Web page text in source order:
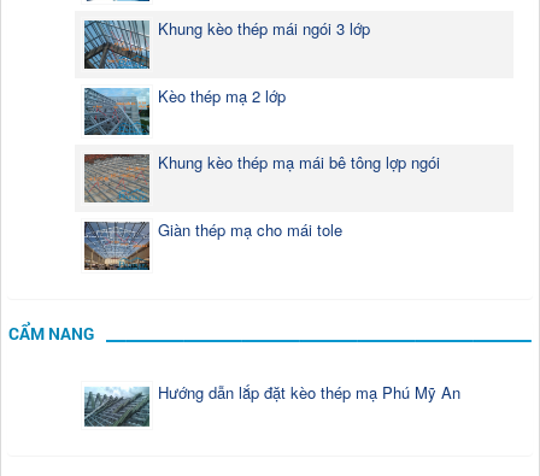
Khung kèo thép mái ngói 3 lớp
Kèo thép mạ 2 lớp
Khung kèo thép mạ mái bê tông lợp ngói
Giàn thép mạ cho mái tole
CẨM NANG
Hướng dẫn lắp đặt kèo thép mạ Phú Mỹ An